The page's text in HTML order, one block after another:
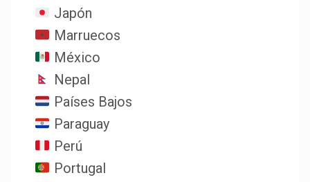
Japón
Marruecos
México
Nepal
Países Bajos
Paraguay
Perú
Portugal